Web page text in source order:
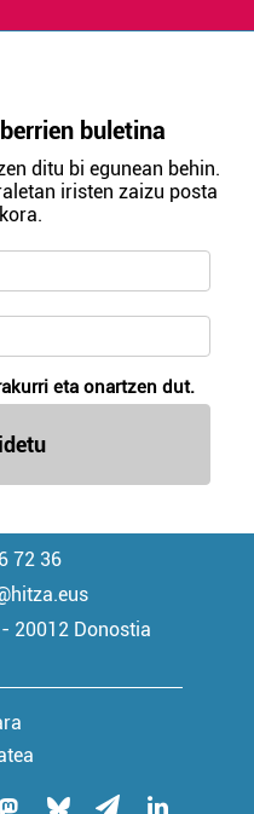
buletina
ditu bi egunean behin.
iristen zaizu posta
eta onartzen dut.
72 36
20012 Donostia